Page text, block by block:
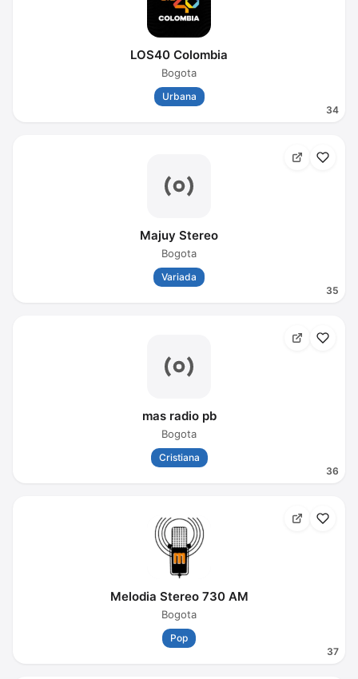
34
LOS40 Colombia
Bogota
Urbana
35
Majuy Stereo
Bogota
Variada
36
mas radio pb
Bogota
Cristiana
37
Melodia Stereo 730 AM
Bogota
Pop